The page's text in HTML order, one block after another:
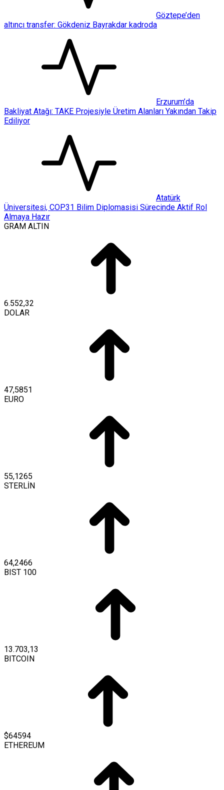
Göztepe’den
altıncı transfer: Gökdeniz Bayrakdar kadroda
Erzurum’da
Bakliyat Atağı: TAKE Projesiyle Üretim Alanları Yakından Takip
Ediliyor
Atatürk
Üniversitesi, COP31 Bilim Diplomasisi Sürecinde Aktif Rol
Almaya Hazır
GRAM ALTIN
6.552,32
DOLAR
47,5851
EURO
55,1265
STERLİN
64,2466
BIST 100
13.703,13
BITCOIN
$64594
ETHEREUM